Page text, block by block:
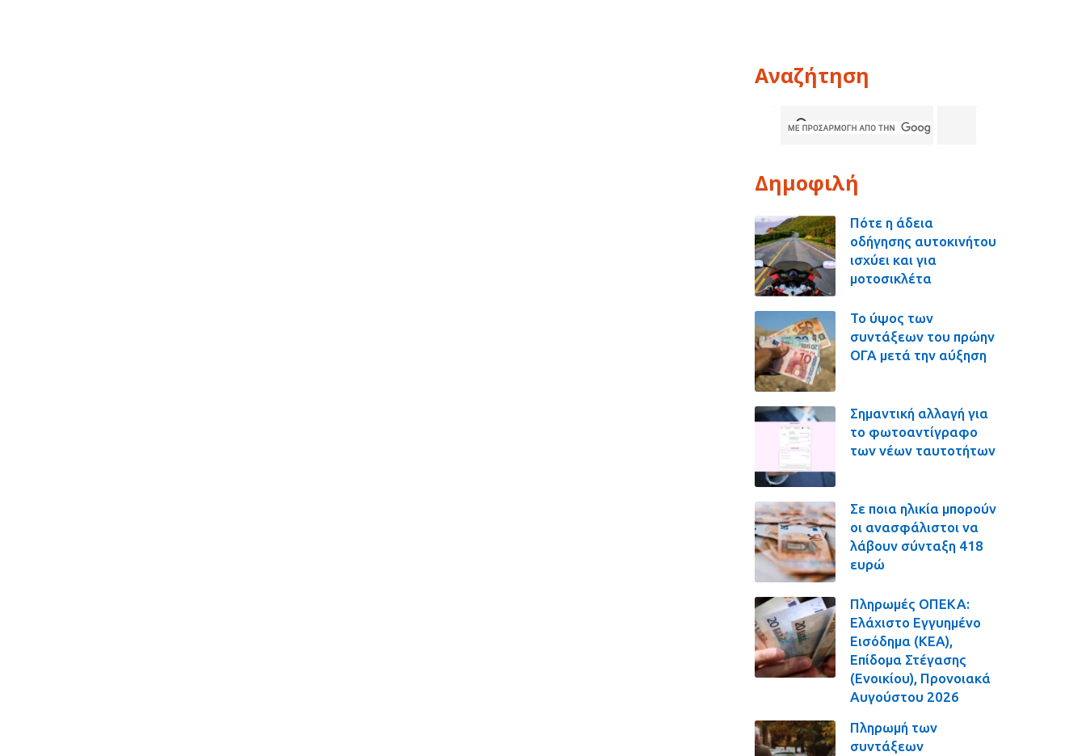
Αναζήτηση
Δημοφιλή
Πότε η άδεια
οδήγησης αυτοκινήτου
ισχύει και για
μοτοσικλέτα
Το ύψος των
συντάξεων του πρώην
ΟΓΑ μετά την αύξηση
Σημαντική αλλαγή για
το φωτοαντίγραφο
των νέων ταυτοτήτων
Σε ποια ηλικία μπορούν
οι ανασφάλιστοι να
λάβουν σύνταξη 418
ευρώ
Πληρωμές ΟΠΕΚΑ:
Ελάχιστο Εγγυημένο
Εισόδημα (ΚΕΑ),
Επίδομα Στέγασης
(Ενοικίου), Προνοιακά
Αυγούστου 2026
Πληρωμή των
συντάξεων